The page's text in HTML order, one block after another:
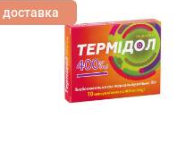
доставка